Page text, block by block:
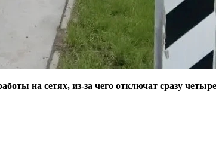
на сетях, из-за чего отключат сразу